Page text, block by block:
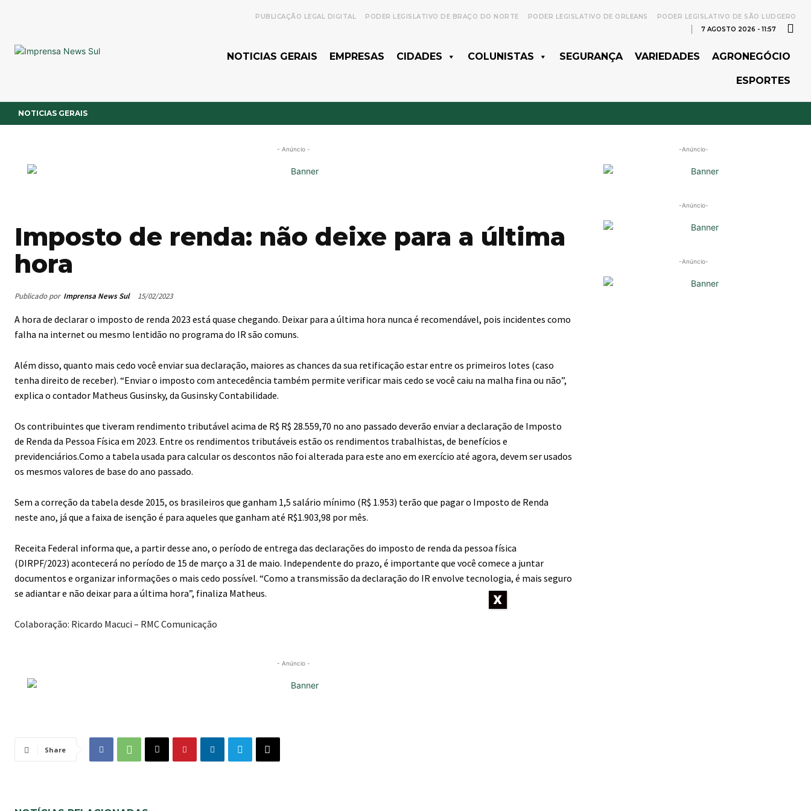
PUBLICAÇÃO LEGAL DIGITAL PODER LEGISLATIVO DE BRAÇO DO NORTE PODER LEGISLATIVO DE ORLEANS
PODER LEGISLATIVO DE SÃO LUDGERO
7 AGOSTO 2026 - 11:57
NOTICIAS GERAIS EMPRESAS CIDADES COLUNISTAS SEGURANÇA VARIEDADES AGRONEGÓCIO
ESPORTES
NOTICIAS GERAIS
- Anúncio -
Imposto de renda: não deixe para a última
hora
Publicado por Imprensa News Sul 15/02/2023
A hora de declarar o imposto de renda 2023 está quase chegando. Deixar para a última hora nunca é recomendável, pois incidentes como
falha na internet ou mesmo lentidão no programa do IR são comuns.
Além disso, quanto mais cedo você enviar sua declaração, maiores as chances da sua retificação estar entre os primeiros lotes (caso
tenha direito de receber). “Enviar o imposto com antecedência também permite verificar mais cedo se você caiu na malha fina ou não”,
explica o contador Matheus Gusinsky, da Gusinsky Contabilidade.
Os contribuintes que tiveram rendimento tributável acima de R$ R$ 28.559,70 no ano passado deverão enviar a declaração de Imposto
de Renda da Pessoa Física em 2023. Entre os rendimentos tributáveis estão os rendimentos trabalhistas, de benefícios e
previdenciários.Como a tabela usada para calcular os descontos não foi alterada para este ano em exercício até agora, devem ser usados
os mesmos valores de base do ano passado.
Sem a correção da tabela desde 2015, os brasileiros que ganham 1,5 salário mínimo (R$ 1.953) terão que pagar o Imposto de Renda
neste ano, já que a faixa de isenção é para aqueles que ganham até R$1.903,98 por mês.
Receita Federal informa que, a partir desse ano, o período de entrega das declarações do imposto de renda da pessoa física
(DIRPF/2023) acontecerá no período de 15 de março a 31 de maio. Independente do prazo, é importante que você comece a juntar
documentos e organizar informações o mais cedo possível. “Como a transmissão da declaração do IR envolve tecnologia, é mais seguro
se adiantar e não deixar para a última hora”, finaliza Matheus.
Colaboração: Ricardo Macuci – RMC Comunicação
- Anúncio -
Share
-Anúncio-
-Anúncio-
-Anúncio-